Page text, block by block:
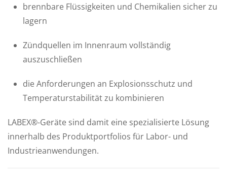
brennbare Flüssigkeiten und Chemikalien sicher zu
lagern
Zündquellen im Innenraum vollständig
auszuschließen
die Anforderungen an Explosionsschutz und
Temperaturstabilität zu kombinieren
LABEX®-Geräte sind damit eine spezialisierte Lösung
innerhalb des Produktportfolios für Labor- und
Industrieanwendungen.